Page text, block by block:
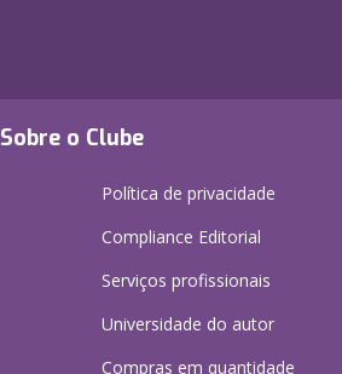
Sobre o Clube
Política de privacidade
Compliance Editorial
Serviços profissionais
Universidade do autor
Compras em quantidade